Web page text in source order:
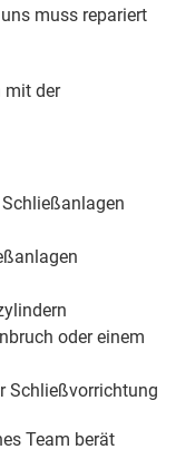
muss repariert
mit der
oder einem
Schließvorrichtung
Team berät